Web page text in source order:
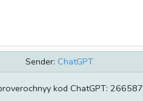
Sender: ChatGPT
kod ChatGPT: 266587